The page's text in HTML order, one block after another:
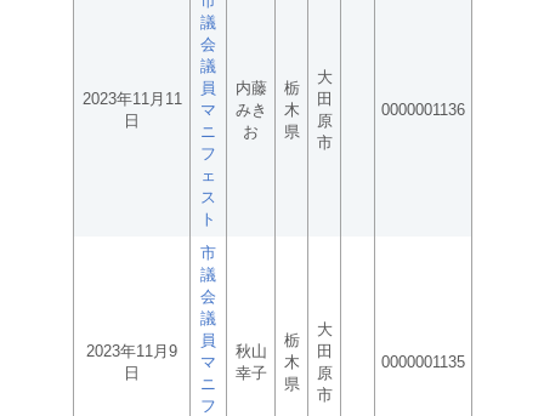
2023年11月11
日
議
会
議
員
マ
ニ
フ
ェ
ス
ト
内藤
みき
お
栃
木
県
大
田
原
市
0000001136
2023年11月9
日
市
議
会
議
員
マ
ニ
フ
秋山
幸子
栃
木
県
大
田
原
市
0000001135